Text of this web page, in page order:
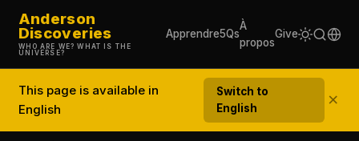
Anderson
Discoveries
WHO ARE WE? WHAT IS THE
UNIVERSE?
Apprendre5Qs
À
propos
Give
This page is available in
English
Switch to
English
×